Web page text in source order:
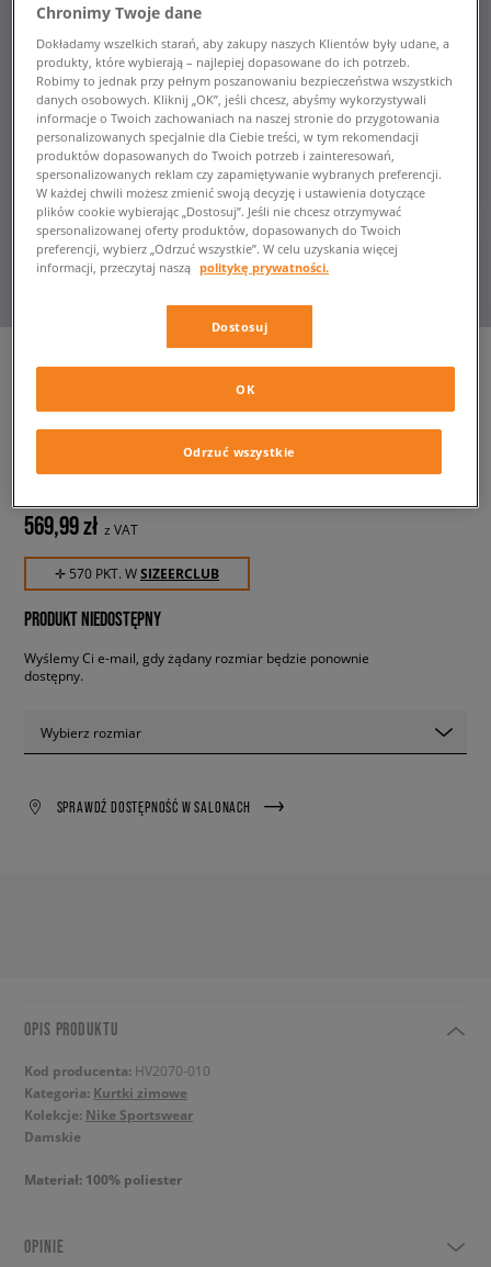
NIKE KURTKA W NSW STREET
SHERPA JKT
569,99 zł z VAT
✛ 570 PKT. WSIZEERCLUB
PRODUKT NIEDOSTĘPNY
Wyślemy Ci e-mail, gdy żądany rozmiar będzie ponownie
dostępny.
Wybierz rozmiar
SPRAWDŹ DOSTĘPNOŚĆ W SALONACH
OPIS PRODUKTU
Kod producenta: HV2070-010
Kategoria: Kurtki zimowe
Kolekcje: Nike Sportswear
Damskie
Materiał: 100% poliester
OPINIE
Chronimy Twoje dane
Dokładamy wszelkich starań, aby zakupy naszych Klientów były udane, a
produkty, które wybierają – najlepiej dopasowane do ich potrzeb.
Robimy to jednak przy pełnym poszanowaniu bezpieczeństwa wszystkich
danych osobowych. Kliknij „OK”, jeśli chcesz, abyśmy wykorzystywali
informacje o Twoich zachowaniach na naszej stronie do przygotowania
personalizowanych specjalnie dla Ciebie treści, w tym rekomendacji
produktów dopasowanych do Twoich potrzeb i zainteresowań,
spersonalizowanych reklam czy zapamiętywanie wybranych preferencji.
W każdej chwili możesz zmienić swoją decyzję i ustawienia dotyczące
plików cookie wybierając „Dostosuj”. Jeśli nie chcesz otrzymywać
spersonalizowanej oferty produktów, dopasowanych do Twoich
preferencji, wybierz „Odrzuć wszystkie”. W celu uzyskania więcej
informacji, przeczytaj naszą politykę prywatności.
Dostosuj
Odrzuć wszystkie
OK